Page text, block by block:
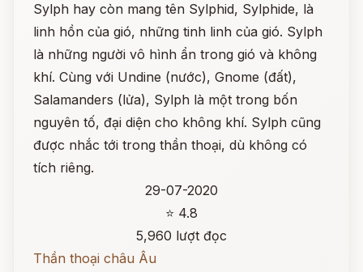
Sylph hay còn mang tên Sylphid, Sylphide, là
linh hồn của gió, những tinh linh của gió. Sylph
là những người vô hình ẩn trong gió và không
khí. Cùng với Undine (nước), Gnome (đất),
Salamanders (lửa), Sylph là một trong bốn
nguyên tố, đại diện cho không khí. Sylph cũng
được nhắc tới trong thần thoại, dù không có
tích riêng.
29-07-2020
⭐ 4.8
5,960 lượt đọc
Thần thoại châu Âu